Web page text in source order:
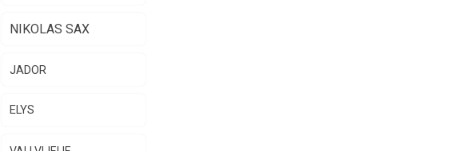
NIKOLAS SAX
JADOR
ELYS